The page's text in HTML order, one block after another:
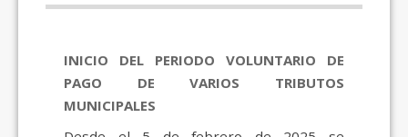
INICIO DEL PERIODO VOLUNTARIO DE
PAGO DE VARIOS TRIBUTOS
MUNICIPALES